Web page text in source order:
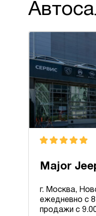
Major
г. Москва,
ежедневно с
продажи с